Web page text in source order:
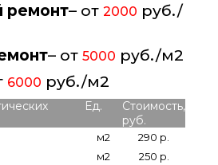
ремонт– от2000 руб./
– от5000 руб./м2
6000 руб./м2
Ед.
Стоимость,
руб.
м2
290 р.
м2
250 р.